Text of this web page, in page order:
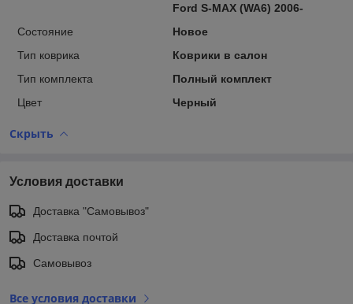
Ford S-MAX (WA6) 2006-
Состояние
Новое
Тип коврика
Коврики в салон
Тип комплекта
Полный комплект
Цвет
Черный
Скрыть
Условия доставки
Доставка "Самовывоз"
Доставка почтой
Самовывоз
Все условия доставки